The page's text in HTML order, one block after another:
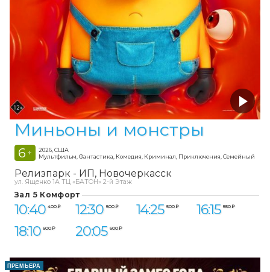
Миньоны и монстры
6 +
2026, США
Мультфильм, Фантастика, Комедия, Криминал, Приключения, Семейный
Релизпарк - ИП Новочеркасск
ул. Ященко 1А ТЦ «БАТОН» 2-й Этаж
Зал 5 Комфорт
10:40 400 ₽ 12:30 500 ₽ 14:25 500 ₽ 16:15 550 ₽
18:10 600 ₽ 20:05 600 ₽
ПРЕМЬЕРА